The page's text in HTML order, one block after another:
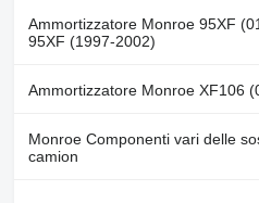
Ammortizzatore Monroe 95XF
95XF (1997-2002)
Ammortizzatore Monroe XF106
Monroe Componenti vari delle
camion